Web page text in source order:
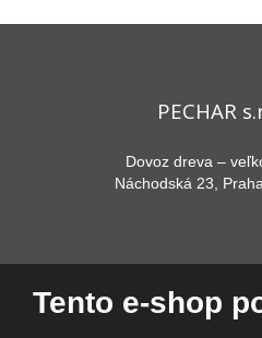
Tento e-shop
PECHAR
Dovoz dreva –
Náchodská 23,